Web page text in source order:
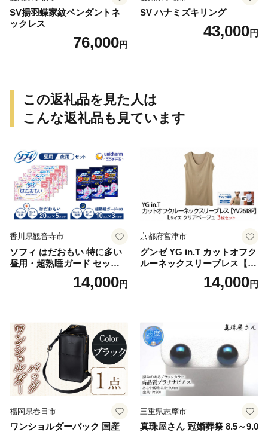
SV揚羽蝶家紋ペンダントネ
ックレス
76,000円
SV ハナミズキリング
43,000円
この返礼品を見た人は
こんな返礼品も見ています
香川県観音寺市
ソフィ はだおもい 特に多い
昼用・超熟睡ガード セット
羽付き ナプキン 生理用品 サ
ニタリー ユニ・チャーム
14,000円
京都府宮津市
グンゼ YG in.T カットオフク
ルーネックスリーブレス【Y
V2618P】Lサイズ クリアベ
ージュ3枚セット [№5716-04
14,000円
福岡県春日市
ワンショルダーバック 国産
三重県志摩市
真珠屋さん 冠婚葬祭 8.5～9.0